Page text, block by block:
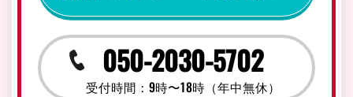
050-2030-5702
受付時間：9時〜18時（年中無休）